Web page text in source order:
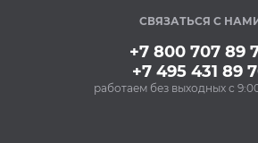
В
СВЯЗАТЬСЯ С
+7 800 707 89
+7 495 431 89
работаем без выходных с